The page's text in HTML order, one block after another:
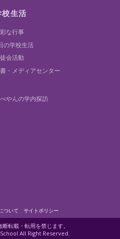
校生活
な行事
の学校生活
会活動
・メディアセンター
やんの学内探訪
ついて サイトポリシー
転載・転用を禁じます。
All Right Reserved.